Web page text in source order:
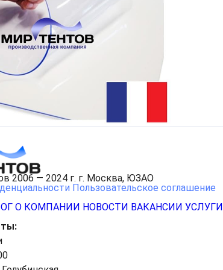
2006 — 2024 г. г. Москва, ЮЗАО
Пользовательское соглашение
О КОМПАНИИ НОВОСТИ ВАКАНСИИ УСЛУГИ